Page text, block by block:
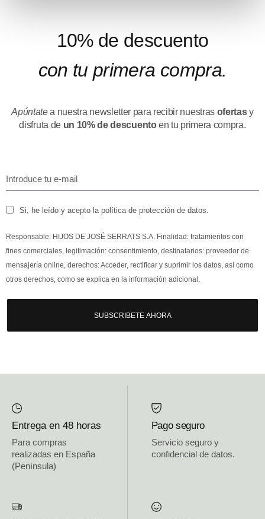
10% de descuento
con tu primera compra.
Apúntatea nuestra newsletter para recibir nuestras ofertasy
disfruta de un 10% de descuentoen tu primera compra.
Si, he leído y acepto la política de protección de datos.
Responsable: HIJOS DE JOSÉ SERRATS S.A. Finalidad: tratamientos con
fines comerciales, legitimación: consentimiento, destinatarios: proveedor de
mensajería online, derechos: Acceder, rectificar y suprimir los datos, así como
otros derechos, como se explica en la información adicional.
SUBSCRIBETE AHORA
Entrega en 48 horas
Para compras
realizadas en España
(Península)
Pago seguro
Servicio seguro y
confidencial de datos.